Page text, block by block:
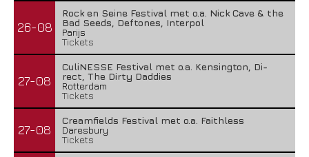
26-08
Rock en Seine Festival met o.a. Nick Cave & the
Bad Seeds, Deftones, Interpol
Parijs
Tickets
27-08
CuliNESSE Festival met o.a. Kensington, Di-
rect, The Dirty Daddies
Rotterdam
Tickets
27-08
Creamfields Festival met o.a. Faithless
Daresbury
Tickets